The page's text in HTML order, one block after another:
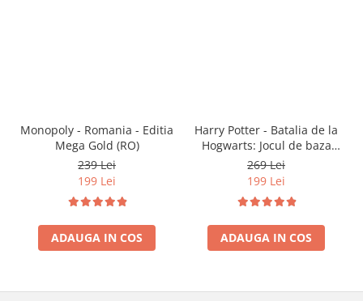
Monopoly - Romania - Editia
Mega Gold (RO)
239 Lei
199 Lei
ADAUGA IN COS
Harry Potter - Batalia de la
Hogwarts: Jocul de baza
(RO)
269 Lei
199 Lei
ADAUGA IN COS